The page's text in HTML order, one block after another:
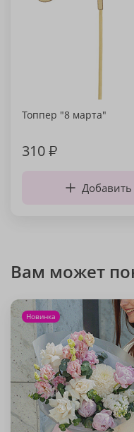
Топпер "8 марта"
310₽
Добавить
Вам может
Новинка